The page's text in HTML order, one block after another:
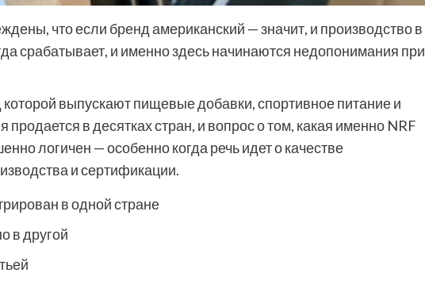
что если бренд американский — значит, и производство в
срабатывает, и именно здесь начинаются недопонимания при
которой выпускают пищевые добавки, спортивное питание и
в десятках стран, и вопрос о том, какая именно NRF
логичен — особенно когда речь идет о качестве
и сертификации.
в одной стране
в другой